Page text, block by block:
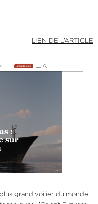
LIEN DE L’ARTICLE
grand voilier du monde.